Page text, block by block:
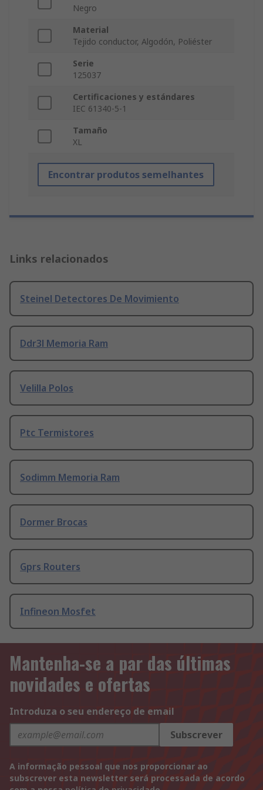
Negro
Material
Tejido conductor, Algodón, Poliéster
Serie
125037
Certificaciones y estándares
IEC 61340-5-1
Tamaño
XL
Encontrar produtos semelhantes
Links relacionados
Steinel Detectores De Movimiento
Ddr3l Memoria Ram
Velilla Polos
Ptc Termistores
Sodimm Memoria Ram
Dormer Brocas
Gprs Routers
Infineon Mosfet
Mantenha-se a par das últimas
novidades e ofertas
Introduza o seu endereço de email
Subscrever
A informação pessoal que nos proporcionar ao
subscrever esta newsletter será processada de acordo